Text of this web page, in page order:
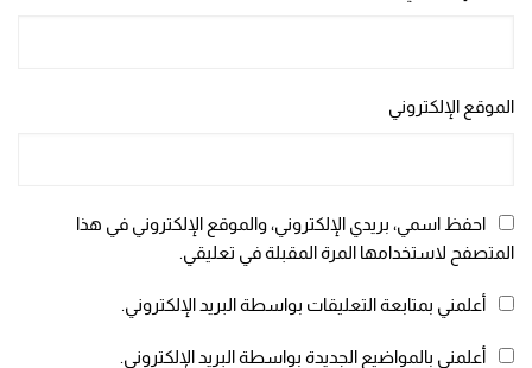
الموقع الإلكتروني
احفظ اسمي، بريدي الإلكتروني، والموقع الإلكتروني في هذا
المتصفح لاستخدامها المرة المقبلة في تعليقي.
أعلمني بمتابعة التعليقات بواسطة البريد الإلكتروني.
أعلمني بالمواضيع الجديدة بواسطة البريد الإلكتروني.